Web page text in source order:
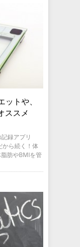
トや、
ススメ
録アプリ
から続く！体
肪やBMIを管